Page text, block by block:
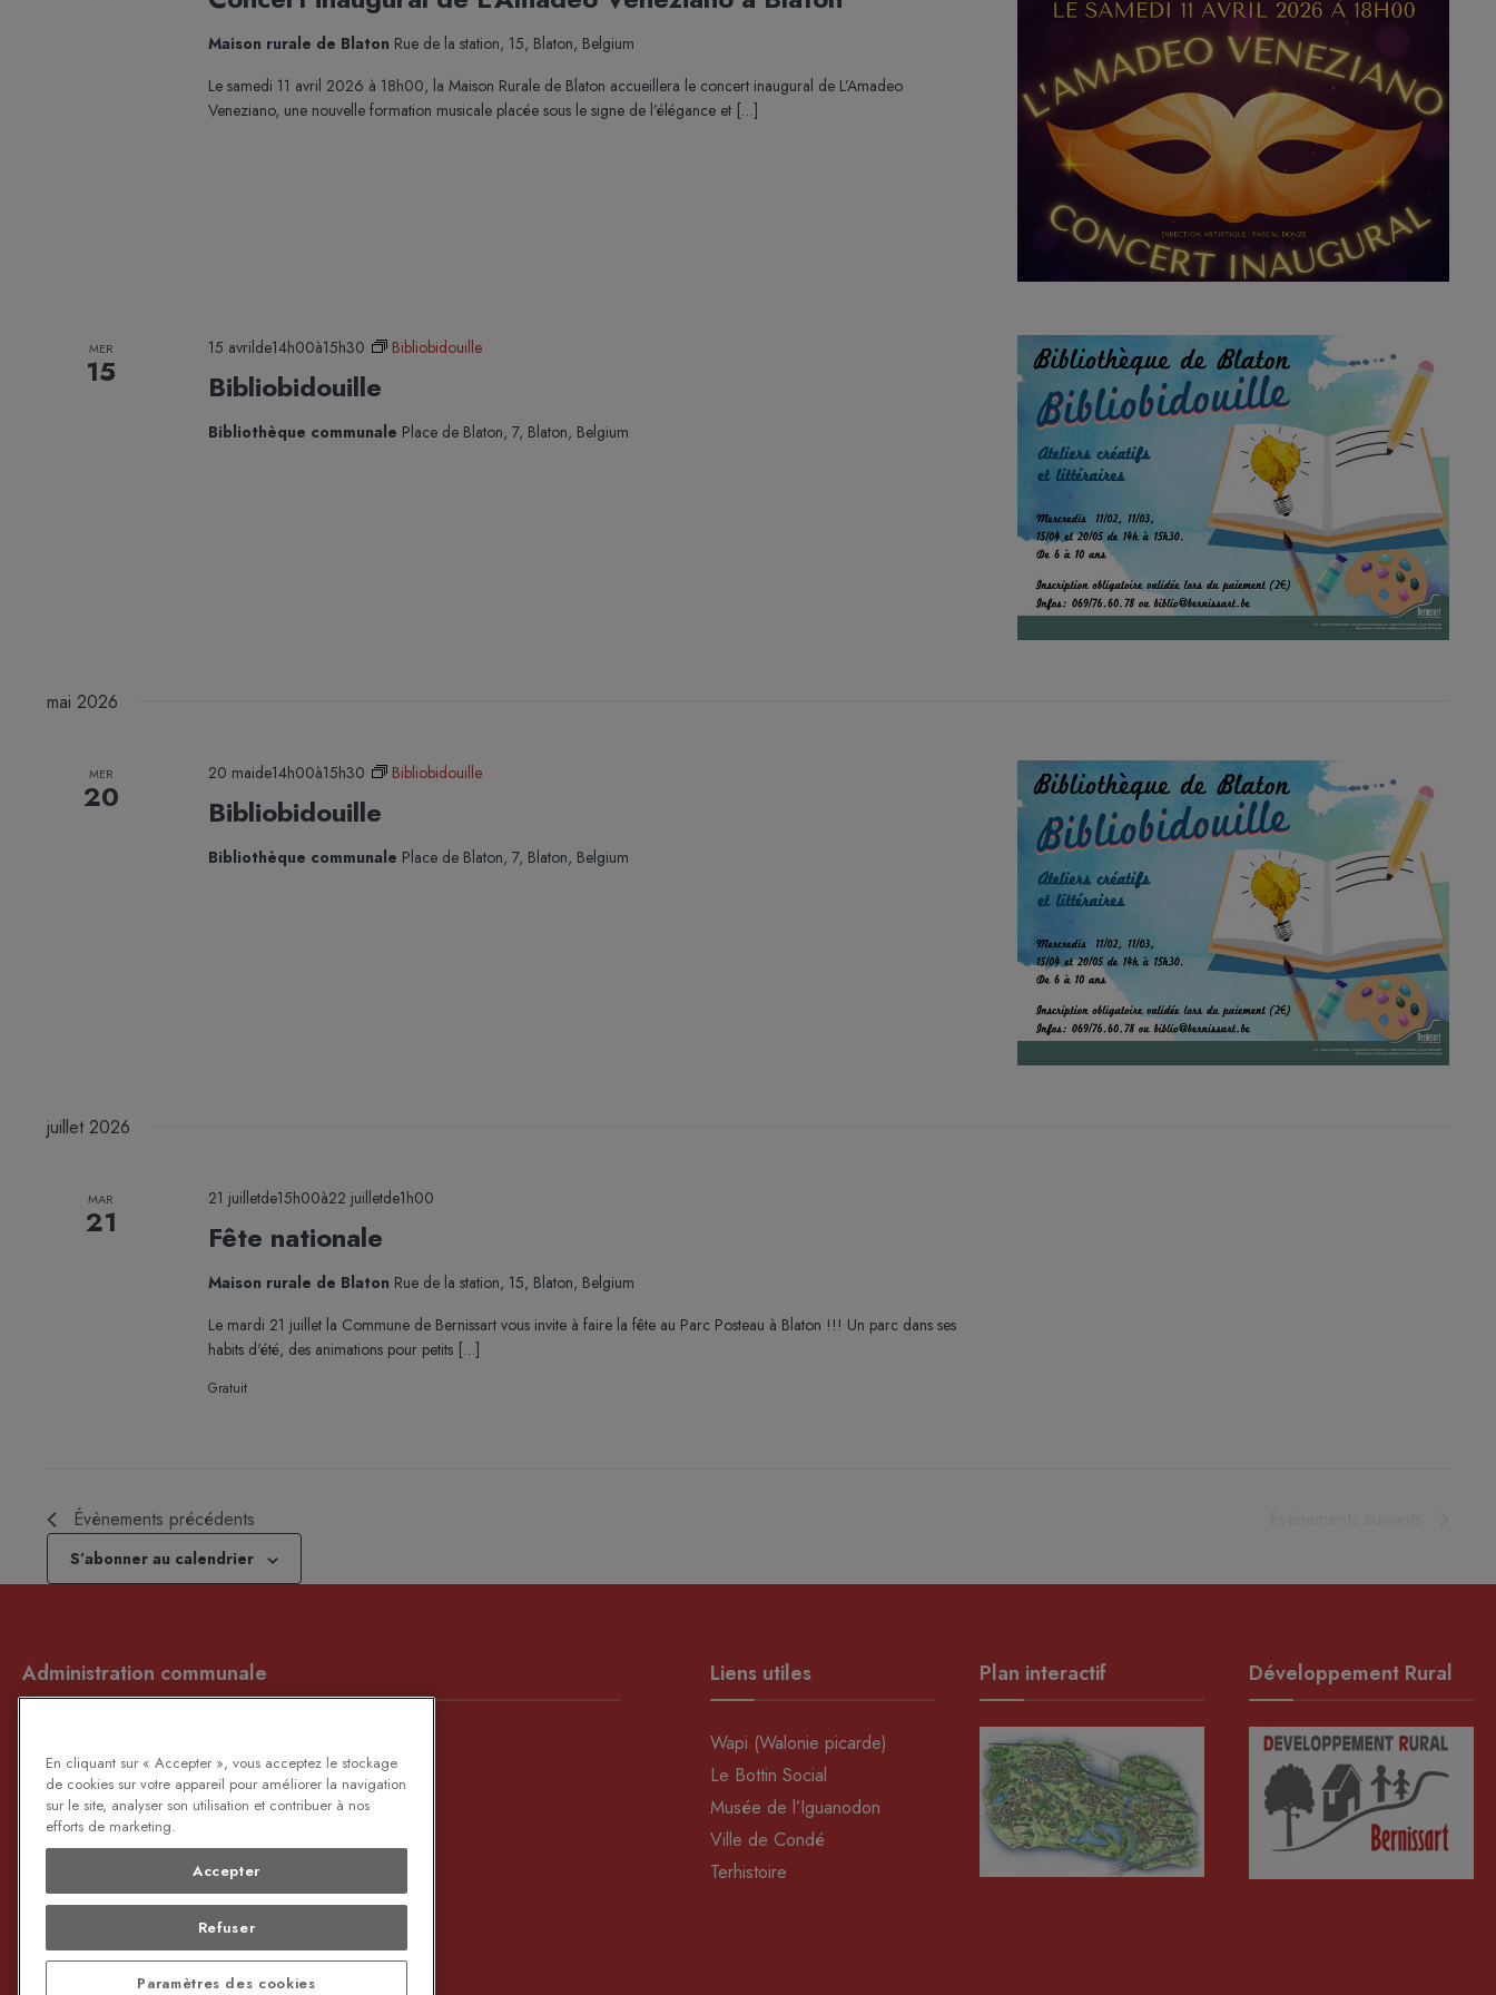
Maison rurale de Blaton Rue de la station, 15, Blaton, Belgium
Le samedi 11 avril 2026 à 18h00, la Maison Rurale de Blaton accueillera le concert inaugural de L’Amadeo
Veneziano, une nouvelle formation musicale placée sous le signe de l’élégance et […]
MER
15 Bibliobidouille
15 avrilde14h00à15h30 Bibliobidouille
Bibliothèque communale Place de Blaton, 7, Blaton, Belgium
mai 2026
MER
20 Bibliobidouille
20 maide14h00à15h30 Bibliobidouille
Bibliothèque communale Place de Blaton, 7, Blaton, Belgium
juillet 2026
MAR
21 Fête nationale
21 juilletde15h00à22 juilletde1h00
Maison rurale de Blaton Rue de la station, 15, Blaton, Belgium
Le mardi 21 juillet la Commune de Bernissart vous invite à faire la fête au Parc Posteau à Blaton !!! Un parc dans ses
habits d'été, des animations pour petits […]
Gratuit
Évènements précédents
S’abonner au calendrier
Administration communale
B-7320 BERNISSART
069/64.65.20(Maison communale)
069/59.00.60(C.A.P.)
Envoyez-nous un e-mail
Partagez cette page
Liens utiles
Wapi (Walonie picarde)
Le Bottin Social
Musée de l’Iguanodon
Ville de Condé
Terhistoire
Plan interactif Développement Rural
En cliquant sur « Accepter », vous acceptez le stockage
de cookies sur votre appareil pour améliorer la navigation
sur le site, analyser son utilisation et contribuer à nos
efforts de marketing.
Accepter
Refuser
Paramètres des cookies